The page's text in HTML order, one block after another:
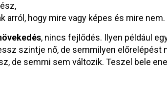
arról, hogy mire vagy képes és mire nem.
, nincs fejlődés. Ilyen például
szintje nő, de semmilyen előrelépést
de semmi sem változik. Teszel bele